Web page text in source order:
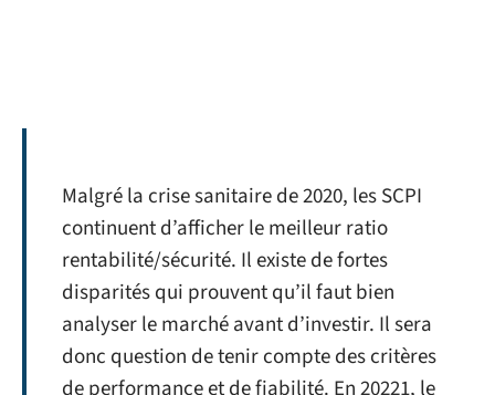
Malgré la crise sanitaire de 2020, les SCPI
continuent d’afficher le meilleur ratio
rentabilité/sécurité. Il existe de fortes
disparités qui prouvent qu’il faut bien
analyser le marché avant d’investir. Il sera
donc question de tenir compte des critères
de performance et de fiabilité. En 20221, le